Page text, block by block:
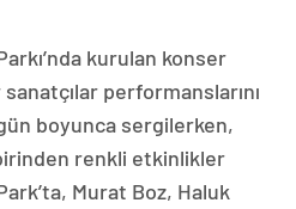
kurulan konser
performanslarını
boyunca sergilerken,
renkli etkinlikler
Murat Boz, Haluk